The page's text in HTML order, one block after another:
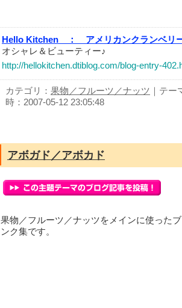
Hello Kitchen ：
アメリカンクランベリ
オシャレ＆ビューティー♪
http://hellokitchen.dtiblog.com/blog-entry-
カテゴリ： 果物／フルーツ／ナッツ ｜テー
時：2007-05-12 23:05:48
アボガド／アボカド
果物／フルーツ／ナッツをメインに使った
ンク集です。